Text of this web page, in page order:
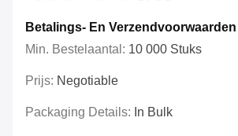
Betalings- En Verzendvoorwaarden
Min. Bestelaantal: 10 000 Stuks
Prijs: Negotiable
Packaging Details: In Bulk